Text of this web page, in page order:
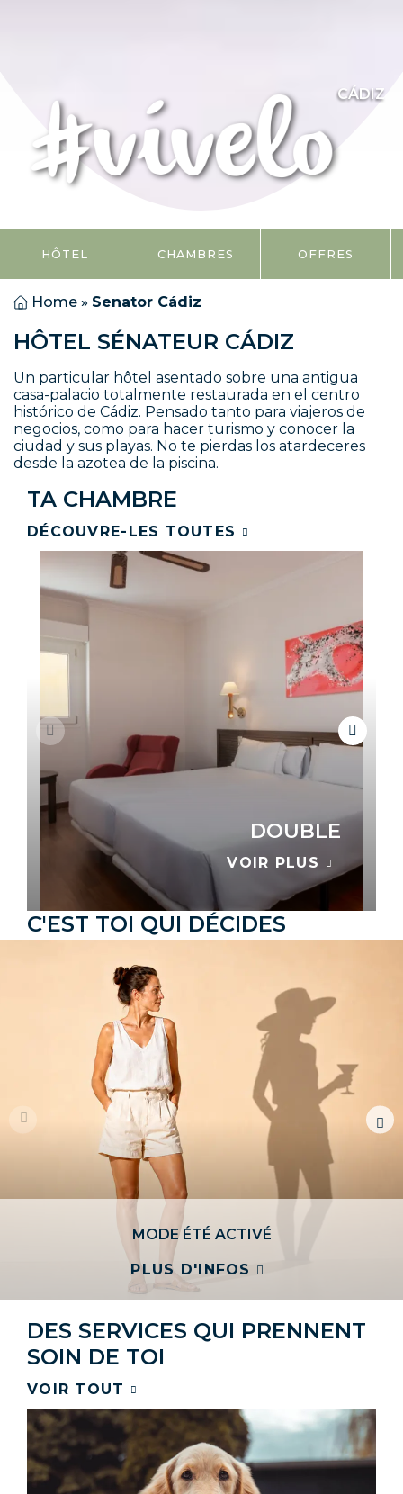
CÁDIZ
HÔTEL CHAMBRES OFFRES
Home » Senator Cádiz
HÔTEL SÉNATEUR CÁDIZ
Un particular hôtel asentado sobre una antigua
casa-palacio totalmente restaurada en el centro
histórico de Cádiz. Pensado tanto para viajeros de
negocios, como para hacer turismo y conocer la
ciudad y sus playas. No te pierdas los atardeceres
desde la azotea de la piscina.
TA CHAMBRE
DÉCOUVRE-LES TOUTES
DOUBLE
VOIR PLUS
C'EST TOI QUI DÉCIDES
MODE ÉTÉ ACTIVÉ
PLUS D'INFOS
DES SERVICES QUI PRENNENT
SOIN DE TOI
VOIR TOUT